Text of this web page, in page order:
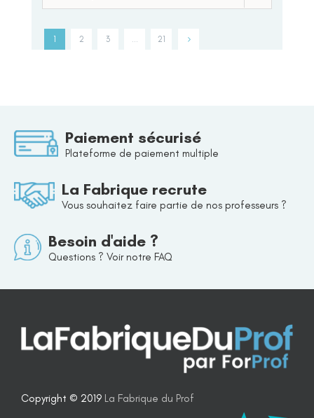
1 2 3 21
Paiement sécurisé
Plateforme de paiement multiple
La Fabrique recrute
Vous souhaitez faire partie de nos professeurs ?
Besoin d'aide ?
Questions ? Voir notre FAQ
Copyright © 2019 La Fabrique du Prof